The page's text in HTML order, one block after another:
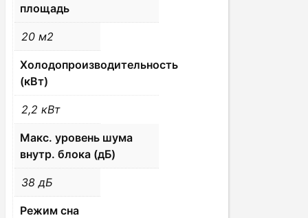
площадь
20 м2
Холодопроизводительность
(кВт)
2,2 кВт
Макс. уровень шума
внутр. блока (дБ)
38 дБ
Режим сна